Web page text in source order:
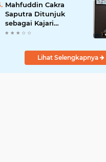
Mahfuddin Cakra
Saputra Ditunjuk
sebagai Kajari
Sumbawa Barat dalam
Agung
Lihat Selengkapnya